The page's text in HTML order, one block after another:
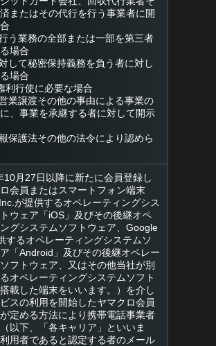
またはその代行を行う事業者に開
う業務の全部または一部を第三者
場合
して秘密保持義務を負う者に対し
場合
利行使に必要な場合
業譲渡その他の事由による事業の
、事業を承継する者に対して開示
保護法その他の法令により認めら
10月27日以降に新たに会員登録し
会員またはスマートフォン端末
Inc.が提供するオペレーティングシス
ウェア「iOS」及びその後継オペ
グシステムソフトウェア、Google
するオペレーティングシステムソ
「Android」及びその後継オペレー
フトウェア、又はその他当社が別
オペレーティングシステムソフト
載した端末をいいます。）を介し
スの利用を開始したヤマクロ会員
定める方法により携帯電話事業者
以下、「各キャリア」といいま
用者であると認定する者のメール